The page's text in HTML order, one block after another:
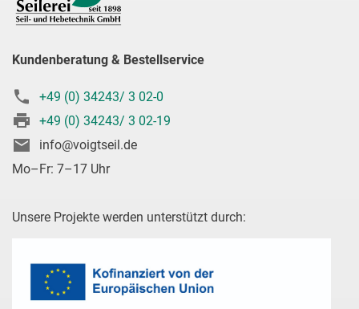
Kundenberatung & Bestellservice
+49 (0) 34243/ 3 02-0
+49 (0) 34243/ 3 02-19
info@voigtseil.de
Mo–Fr: 7–17 Uhr
Unsere Projekte werden unterstützt durch: